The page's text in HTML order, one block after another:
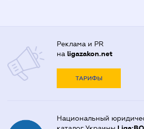
Реклама и PR
на ligazakon.net
ТАРИФЫ
Национальный